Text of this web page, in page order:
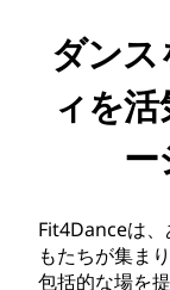
ダン
ィを
Fit4Danceは
もたちが集ま
包括的な場を